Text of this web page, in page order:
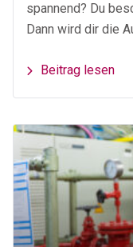
spannend? Du
Dann wird dir die
Beitrag lesen